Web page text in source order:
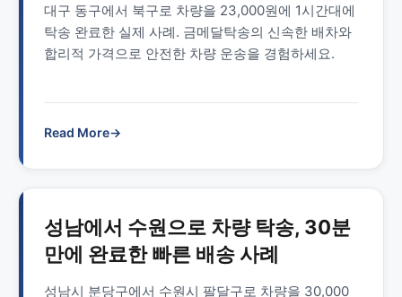
대구 동구에서 북구로 차량을 23,000원에 1시간대에
탁송 완료한 실제 사례. 금메달탁송의 신속한 배차와
합리적 가격으로 안전한 차량 운송을 경험하세요.
Read More→
성남에서 수원으로 차량 탁송, 30분
만에 완료한 빠른 배송 사례
성남시 분당구에서 수원시 팔달구로 차량을 30,000